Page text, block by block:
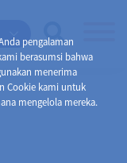
pengalaman
berasumsi bahwa
menerima
Cookie kami untuk
mengelola mereka.